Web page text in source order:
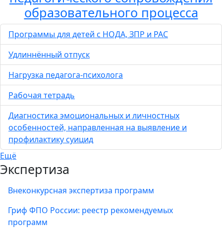
образовательного процесса
Программы для детей с НОДА, ЗПР и РАС
Удлиннённый отпуск
Нагрузка педагога-психолога
Рабочая тетрадь
Диагностика эмоциональных и личностных
особенностей, направленная на выявление и
профилактику суицид
Ещё
Экспертиза
Внеконкурсная экспертиза программ
Гриф ФПО России: реестр рекомендуемых
программ